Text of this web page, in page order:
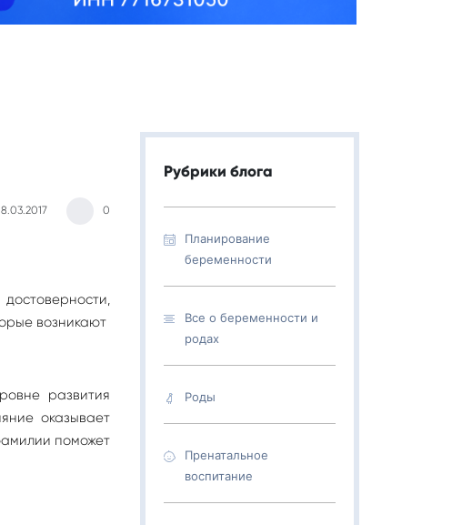
0
возникают
развития
оказывает
поможет
Рубрики блога
Планирование
беременности
Все о беременности и
родах
Роды
Пренатальное
воспитание